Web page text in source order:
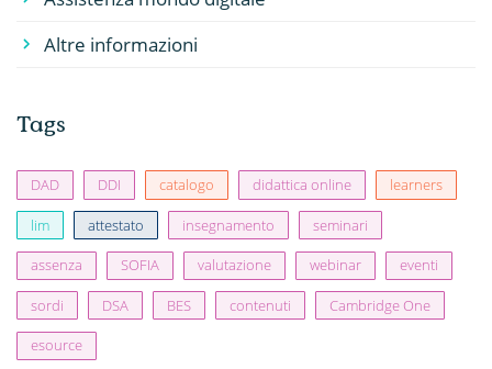
Altre informazioni
Tags
DAD DDI catalogo didattica online learners
lim attestato insegnamento seminari
assenza SOFIA valutazione webinar eventi
sordi DSA BES contenuti Cambridge One
esource